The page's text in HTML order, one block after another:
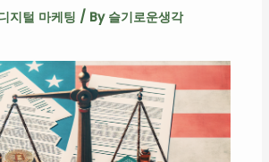
지털 마케팅 / By 슬기로운생각